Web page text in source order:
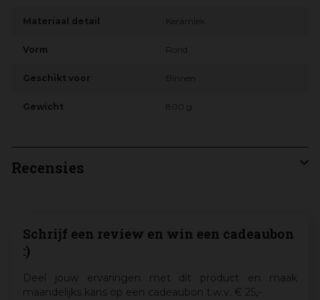
Materiaal detail Keramiek
Vorm Rond
Geschikt voor Binnen
Gewicht 800 g
Recensies
Schrijf een review en win een cadeaubon
:)
Deel jouw ervaringen met dit product en maak
maandelijks kans op een cadeaubon t.w.v. € 25,-